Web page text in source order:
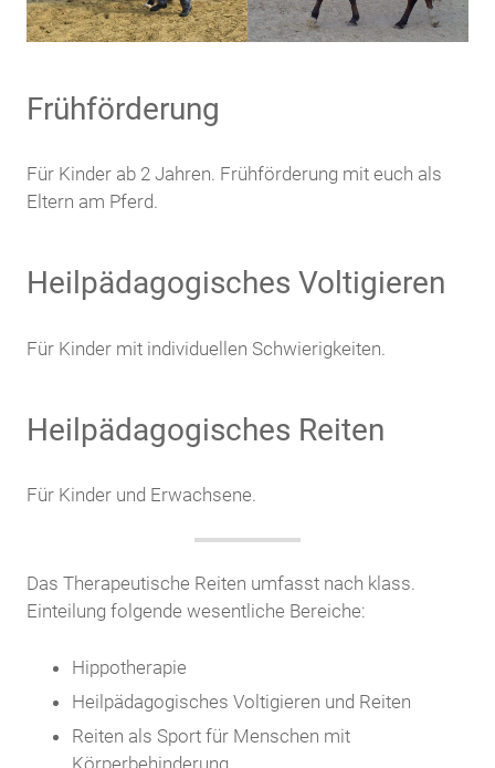
Frühförderung
Für Kinder ab 2 Jahren. Frühförderung mit euch als
Eltern am Pferd.
Heilpädagogisches Voltigieren
Für Kinder mit individuellen Schwierigkeiten.
Heilpädagogisches Reiten
Für Kinder und Erwachsene.
Das Therapeutische Reiten umfasst nach klass.
Einteilung folgende wesentliche Bereiche:
Hippotherapie
Heilpädagogisches Voltigieren und Reiten
Reiten als Sport für Menschen mit
Körperbehinderung